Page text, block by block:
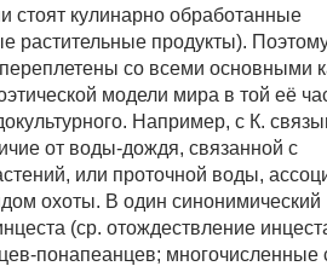
стоят кулинарно обработанные
растительные продукты).
со всеми основными
модели мира в той её
Например, с К.
от воды-дождя, связанной с
или проточной воды,
охоты. В один
(ср. отождествление
понапеанцев; многочисленные